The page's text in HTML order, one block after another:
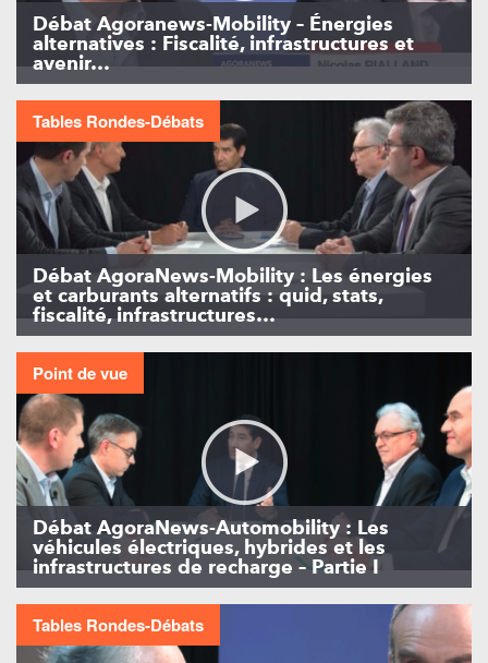
Débat Agoranews-Mobility – Énergies
alternatives : Fiscalité, infrastructures et
avenir…
Tables Rondes-Débats
Débat AgoraNews-Mobility : Les énergies
et carburants alternatifs : quid, stats,
fiscalité, infrastructures…
Point de vue
Débat AgoraNews-Automobility : Les
véhicules électriques, hybrides et les
infrastructures de recharge – Partie I
Tables Rondes-Débats